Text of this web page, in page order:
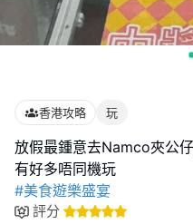
香港攻略 玩
放假最鍾意去Namco夾公
#美食遊樂盛宴
評分